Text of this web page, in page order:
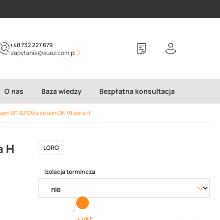
+48 732 227 679
zapytania@suez.com.pl
O nas Baza wiedzy Bezpłatna konsultacja
BIT/EPDM z sitkiem DN70 seria H
H LORO
Izolacja termincza